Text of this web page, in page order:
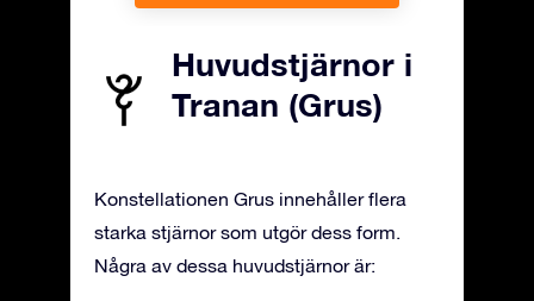
Huvudstjärnor i
Tranan (Grus)
Konstellationen Grus innehåller flera
starka stjärnor som utgör dess form.
Några av dessa huvudstjärnor är: